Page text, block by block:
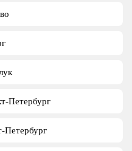
Петербург